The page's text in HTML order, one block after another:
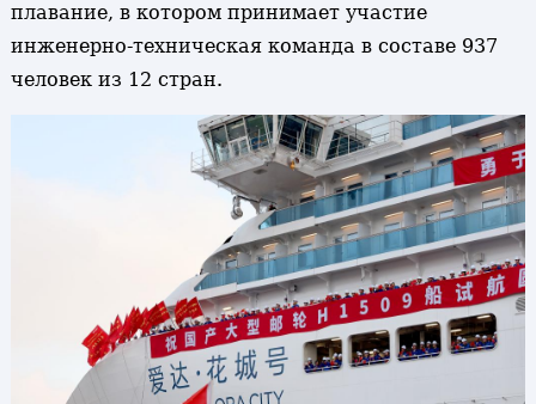
плавание, в котором принимает участие
инженерно-техническая команда в составе 937
человек из 12 стран.